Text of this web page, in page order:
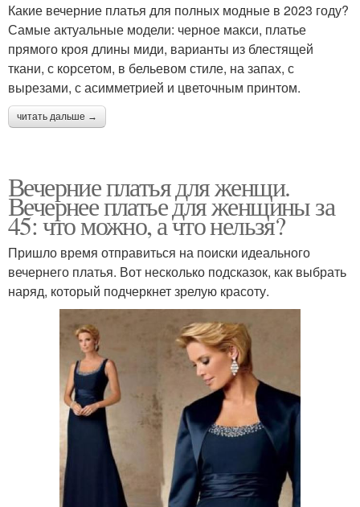
Какие вечерние платья для полных модные в 2023 году?
Самые актуальные модели: черное макси, платье
прямого кроя длины миди, варианты из блестящей
ткани, с корсетом, в бельевом стиле, на запах, с
вырезами, с асимметрией и цветочным принтом.
читать дальше →
Вечерние платья для женщи.
Вечернее платье для женщины за
45: что можно, а что нельзя?
Пришло время отправиться на поиски идеального
вечернего платья. Вот несколько подсказок, как выбрать
наряд, который подчеркнет зрелую красоту.